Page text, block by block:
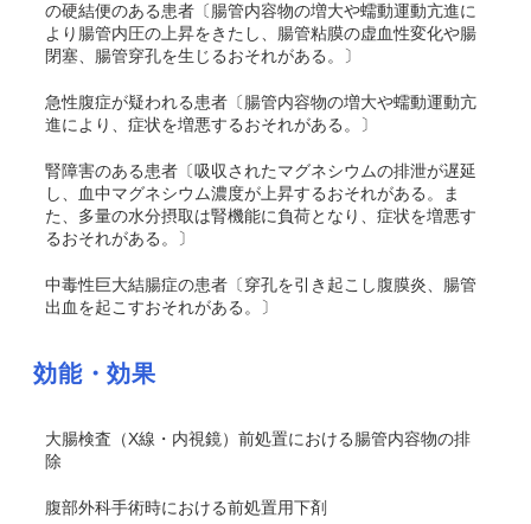
の硬結便のある患者〔腸管内容物の増大や蠕動運動亢進に
より腸管内圧の上昇をきたし、腸管粘膜の虚血性変化や腸
閉塞、腸管穿孔を生じるおそれがある。〕
急性腹症が疑われる患者〔腸管内容物の増大や蠕動運動亢
進により、症状を増悪するおそれがある。〕
腎障害のある患者〔吸収されたマグネシウムの排泄が遅延
し、血中マグネシウム濃度が上昇するおそれがある。ま
た、多量の水分摂取は腎機能に負荷となり、症状を増悪す
るおそれがある。〕
中毒性巨大結腸症の患者〔穿孔を引き起こし腹膜炎、腸管
出血を起こすおそれがある。〕
効能・効果
大腸検査（X線・内視鏡）前処置における腸管内容物の排
除
腹部外科手術時における前処置用下剤